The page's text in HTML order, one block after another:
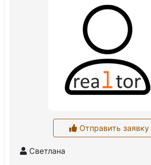
Отправить заявку
Светлана